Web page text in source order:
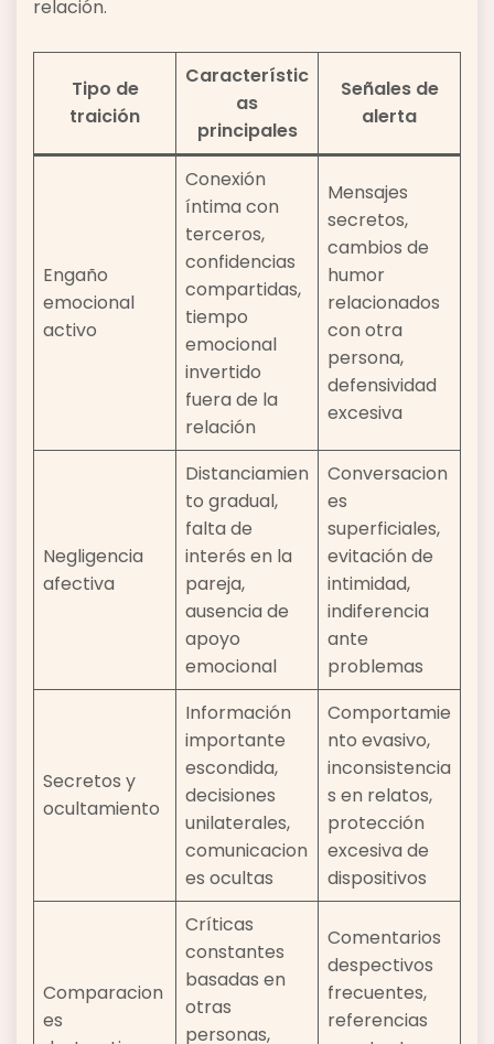
relación.
Tipo de
traición
Característic
as
principales
Señales de
alerta
Engaño
emocional
activo
Conexión
íntima con
terceros,
confidencias
compartidas,
tiempo
emocional
invertido
fuera de la
relación
Mensajes
secretos,
cambios de
humor
relacionados
con otra
persona,
defensividad
excesiva
Negligencia
afectiva
Distanciamien
to gradual,
falta de
interés en la
pareja,
ausencia de
apoyo
emocional
Conversacion
es
superficiales,
evitación de
intimidad,
indiferencia
ante
problemas
Secretos y
ocultamiento
Información
importante
escondida,
decisiones
unilaterales,
comunicacion
es ocultas
Comportamie
nto evasivo,
inconsistencia
s en relatos,
protección
excesiva de
dispositivos
Comparacion
es
Críticas
constantes
basadas en
otras
personas,
Comentarios
despectivos
frecuentes,
referencias